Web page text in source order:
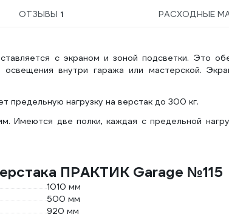
ОТЗЫВЫ 1 РАСХОДНЫЕ
с экраном и зоной подсветки. Это
внутри гаража или мастерской.
предельную нагрузку на верстак до 300 кг.
Имеются две полки, каждая с предельной
ПРАКТИК Garage №115
1010 мм
500 мм
920 мм